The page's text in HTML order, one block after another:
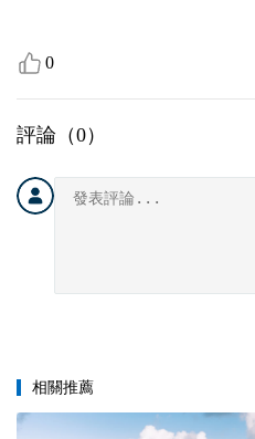
0
評論（0）
相關推薦